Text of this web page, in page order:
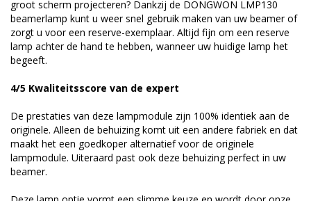
groot scherm projecteren? Dankzij de DONGWON LMP130
beamerlamp kunt u weer snel gebruik maken van uw beamer of
zorgt u voor een reserve-exemplaar. Altijd fijn om een reserve
lamp achter de hand te hebben, wanneer uw huidige lamp het
begeeft.
4/5 Kwaliteitsscore van de expert
De prestaties van deze lampmodule zijn 100% identiek aan de
originele. Alleen de behuizing komt uit een andere fabriek en dat
maakt het een goedkoper alternatief voor de originele
lampmodule. Uiteraard past ook deze behuizing perfect in uw
beamer.